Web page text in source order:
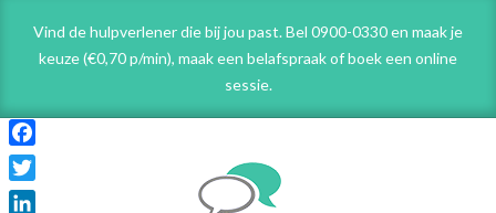
content
Vind de hulpverlener die bij jou past. Bel 0900-0330 en maak je
keuze (€0,70 p/min), maak een belafspraakof boek een online
sessie.
Facebook
Twitter